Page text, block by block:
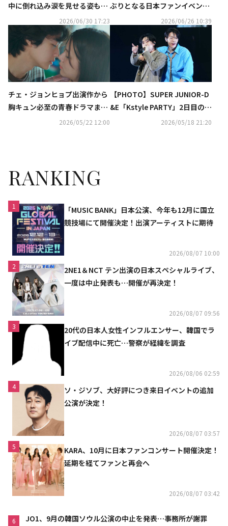
中に倒れ込み涙を見せる姿も…
直筆手紙で謝罪「とても悔しく
2026/06/30 17:23
ぶりとなる日本ファンイベント
が決定！9月に東京で開催
2026/06/26 10:39
チェ・ジョンヒョプ出演作から
胸キュン必至の青春ドラマま
で！全話無料配信の「ABEMA」
2026/05/22 12:00
【PHOTO】SUPER JUNIOR-D
&E「Kstyle PARTY」2日目のス
テージを駆け巡る！コール＆レ
2026/05/18 21:20
RANKING
1
「MUSIC BANK」日本公演、今年も12月に国立
競技場にて開催決定！出演アーティストに期待
2026/08/07 10:00
2
2NE1＆NCT テン出演の日本スペシャルライブ、
一度は中止発表も…開催が再決定！
2026/08/07 09:56
3
20代の日本人女性インフルエンサー、韓国でラ
イブ配信中に死亡…警察が経緯を調査
2026/08/06 02:59
4
ソ・ジソブ、大好評につき来日イベントの追加
公演が決定！
2026/08/07 03:57
5
KARA、10月に日本ファンコンサート開催決定！
延期を経てファンと再会へ
2026/08/07 03:42
6 JO1、9月の韓国ソウル公演の中止を発表…事務所が謝罪